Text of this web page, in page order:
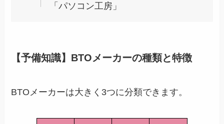
「パソコン工房」
【予備知識】BTOメーカーの種類と特徴
BTOメーカーは大きく3つに分類できます。